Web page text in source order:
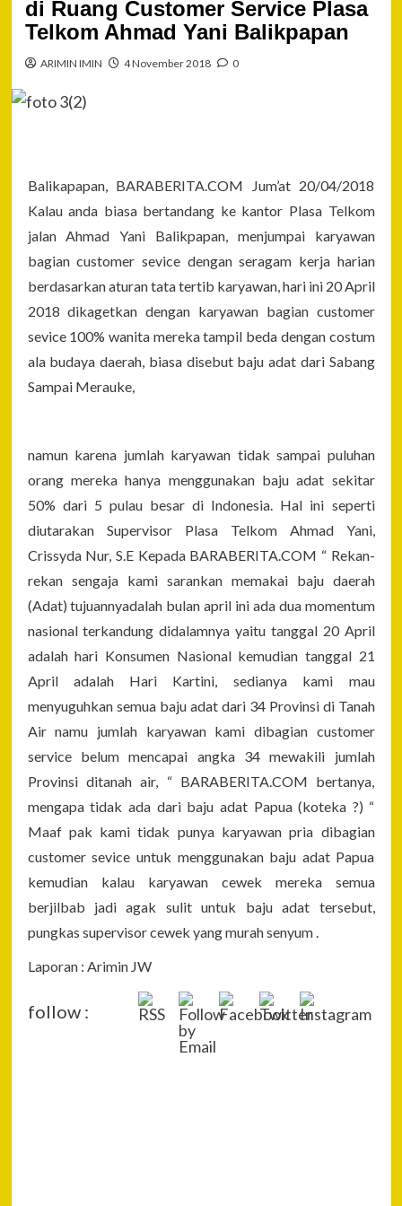
di Ruang Customer Service Plasa
Telkom Ahmad Yani Balikpapan
ARIMIN IMIN 4 November 2018 0
Balikapapan, BARABERITA.COM Jum’at 20/04/2018
Kalau anda biasa bertandang ke kantor Plasa Telkom
jalan Ahmad Yani Balikpapan, menjumpai karyawan
bagian customer sevice dengan seragam kerja harian
berdasarkan aturan tata tertib karyawan, hari ini 20 April
2018 dikagetkan dengan karyawan bagian customer
sevice 100% wanita mereka tampil beda dengan costum
ala budaya daerah, biasa disebut baju adat dari Sabang
Sampai Merauke,
namun karena jumlah karyawan tidak sampai puluhan
orang mereka hanya menggunakan baju adat sekitar
50% dari 5 pulau besar di Indonesia. Hal ini seperti
diutarakan Supervisor Plasa Telkom Ahmad Yani,
Crissyda Nur, S.E Kepada BARABERITA.COM “ Rekan-
rekan sengaja kami sarankan memakai baju daerah
(Adat) tujuannyadalah bulan april ini ada dua momentum
nasional terkandung didalamnya yaitu tanggal 20 April
adalah hari Konsumen Nasional kemudian tanggal 21
April adalah Hari Kartini, sedianya kami mau
menyuguhkan semua baju adat dari 34 Provinsi di Tanah
Air namu jumlah karyawan kami dibagian customer
service belum mencapai angka 34 mewakili jumlah
Provinsi ditanah air, “ BARABERITA.COM bertanya,
mengapa tidak ada dari baju adat Papua (koteka ?) “
Maaf pak kami tidak punya karyawan pria dibagian
customer sevice untuk menggunakan baju adat Papua
kemudian kalau karyawan cewek mereka semua
berjilbab jadi agak sulit untuk baju adat tersebut,
pungkas supervisor cewek yang murah senyum .
Laporan : Arimin JW
follow :